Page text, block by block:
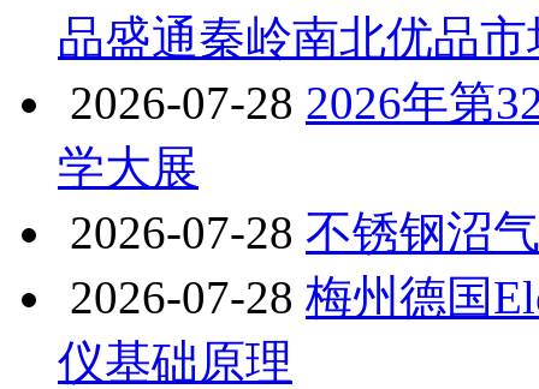
品盛通秦岭南北优品市
2026-07-28 2026年第
学大展
2026-07-28 不锈钢沼
2026-07-28 梅州德国
仪基础原理